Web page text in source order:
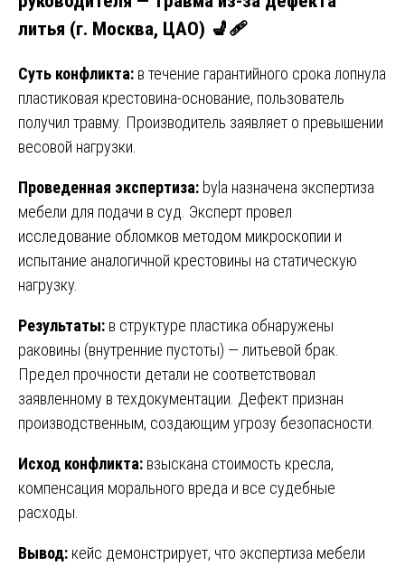
литья (г. Москва, ЦАО) 💺🩹
Суть конфликта: в течение гарантийного срока лопнула
пластиковая крестовина-основание, пользователь
получил травму. Производитель заявляет о превышении
весовой нагрузки.
Проведенная экспертиза: byla назначена экспертиза
мебели для подачи в суд. Эксперт провел
исследование обломков методом микроскопии и
испытание аналогичной крестовины на статическую
нагрузку.
Результаты: в структуре пластика обнаружены
раковины (внутренние пустоты) — литьевой брак.
Предел прочности детали не соответствовал
заявленному в техдокументации. Дефект признан
производственным, создающим угрозу безопасности.
Исход конфликта: взыскана стоимость кресла,
компенсация морального вреда и все судебные
расходы.
Вывод: кейс демонстрирует, что экспертиза мебели